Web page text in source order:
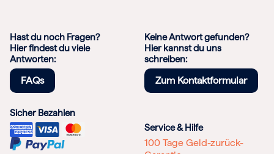
Hast du noch Fragen?
Hier findest du viele
Antworten:
FAQs
Keine Antwort gefunden?
Hier kannst du uns
schreiben:
Zum Kontaktformular
Sicher Bezahlen
Service & Hilfe
100 Tage Geld-zurück-